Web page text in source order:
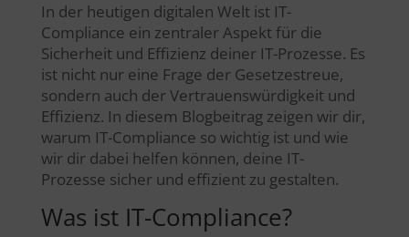
In der heutigen digitalen Welt ist IT-
Compliance ein zentraler Aspekt für die
Sicherheit und Effizienz deiner IT-Prozesse. Es
ist nicht nur eine Frage der Gesetzestreue,
sondern auch der Vertrauenswürdigkeit und
Effizienz. In diesem Blogbeitrag zeigen wir dir,
warum IT-Compliance so wichtig ist und wie
wir dir dabei helfen können, deine IT-
Prozesse sicher und effizient zu gestalten.
Was ist IT-Compliance?